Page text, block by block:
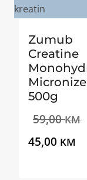
Zumub
Creatine
500g
59,00KM
45,00 KM